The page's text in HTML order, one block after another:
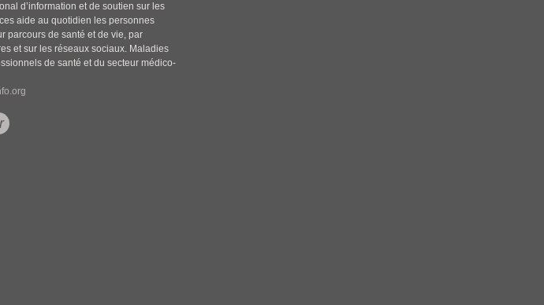
d’information et de soutien sur les
aide au quotidien les personnes
parcours de santé et de vie, par
et sur les réseaux sociaux. Maladies
de santé et du secteur médico-